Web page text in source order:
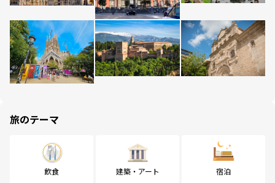
旅のテーマ
飲食 建築・アート 宿泊